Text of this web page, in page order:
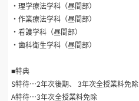
・理学療法学科（昼間部）
・作業療法学科（昼間部）
・看護学科（昼間部）
・歯科衛生学科（昼間部）
■特典
S特待…2年次後期、 3年次全授業料免除
A特待…3年次全授業料免除